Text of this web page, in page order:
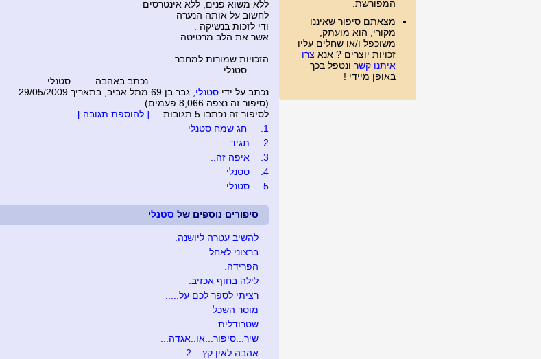
המפורשת.
מצאתם סיפור שאיננו
מקורי, הוא מועתק,
משוכפל ו/או שחלים עליו
זכויות יוצרים ? אנא צרו
איתנו קשר ונטפל בכך
באופן מיידי !
ללא משוא פנים, ללא אינטרסים
לחשוב על אותה הנערה
ודי לזכות בנשיקה .
אשר את הלב מרטיטה.
הזכויות שמורות למחבר.
....סטנלי......
................נכתב באהבה.........סטנלי...................
נכתב על ידי סטנלי , גבר בן 69 מתל אביב, בתאריך 29/05/2009
(סיפור זה נצפה 8,066 פעמים)
לסיפור זה נכתבו 5 תגובות
[ להוספת תגובה ]
1.
חג שמח סטנלי
2.
תגיד.........
3.
איפה זה..
4.
סטנלי
5.
סטנלי
סיפורים נוספים של סטנלי
להשיב עטרה ליושנה.
ברצוני לאחל....
הפרידה.
לילה בחוף אכזיב.
רציתי לספר לכם על.....
מוסר השכל
שטרודלית....
שיר...סיפור...או..אגדה...
אהבה לאין קץ ...2....